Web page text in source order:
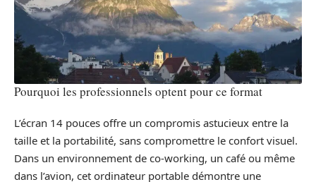
Pourquoi les professionnels optent pour ce format
L’écran 14 pouces offre un compromis astucieux entre la
taille et la portabilité, sans compromettre le confort visuel.
Dans un environnement de co-working, un café ou même
dans l’avion, cet ordinateur portable démontre une